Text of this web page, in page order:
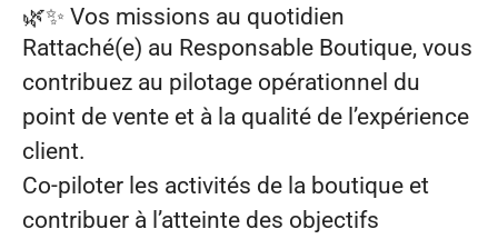
🌿✨ Vos missions au quotidien
Rattaché(e) au Responsable Boutique, vous
contribuez au pilotage opérationnel du
point de vente et à la qualité de l’expérience
client.
Co‑piloter les activités de la boutique et
contribuer à l’atteinte des objectifs